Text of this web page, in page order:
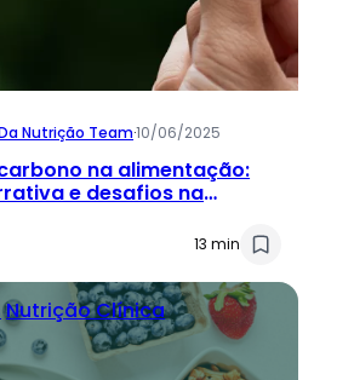
Nutrição Team·10/06/2025
na alimentação:
e desafios na
13 min
Nutrição Clínica